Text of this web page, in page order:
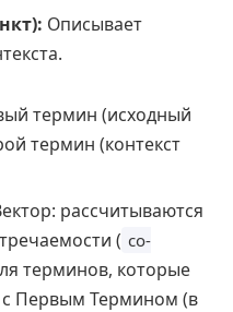
Описывает
термин (исходный
термин (контекст
рассчитываются
( co-
терминов, которые
с Первым Термином (в